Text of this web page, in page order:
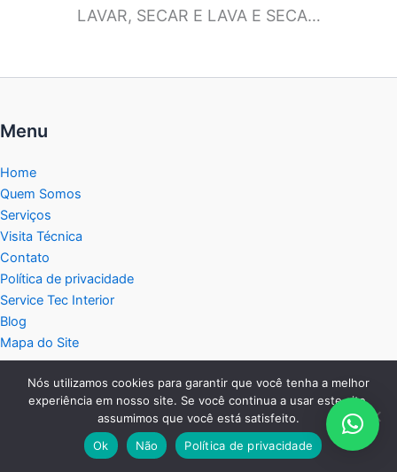
LAVAR, SECAR E LAVA E SECA…
Menu
Home
Quem Somos
Serviços
Visita Técnica
Contato
Política de privacidade
Service Tec Interior
Blog
Mapa do Site
Central de Atendimento:
19 2038-2458
Nós utilizamos cookies para garantir que você tenha a melhor
experiência em nosso site. Se você continua a usar este site,
assumimos que você está satisfeito.
Ok
Não Política de privacidade